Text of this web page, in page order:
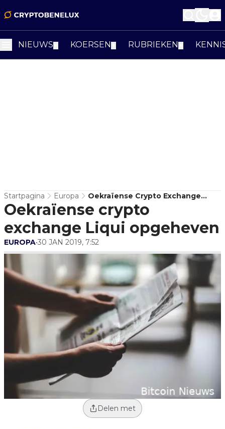
NIEUWS KOERSEN RUBRIEKEN
Startpagina Europa
Oekraïense Crypto Exchange
Liqui Opgeheven
Oekraïense crypto
exchange Liqui opgeheven
EUROPA•30 JAN 2019, 7:52
Delen met